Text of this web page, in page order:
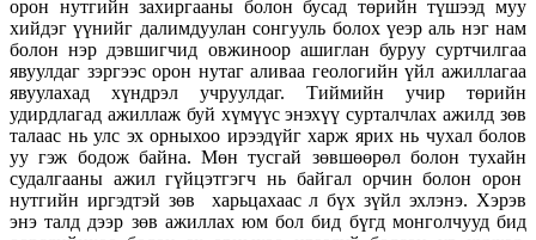
орон нутгийн захиргааны болон бусад төрийн түшээд муу
хийдэг үүнийг далимдуулан сонгууль болох үеэр аль нэг нам
болон нэр дэвшигчид овжиноор ашиглан буруу суртчилгаа
явуулдаг зэргээс орон нутаг аливаа геологийн үйл ажиллагаа
явуулахад хүндрэл учруулдаг. Тиймийн учир төрийн
удирдлагад ажиллаж буй хүмүүс энэхүү сурталчлах ажилд зөв
талаас нь улс эх орныхоо ирээдүйг харж ярих нь чухал болов
уу гэж бодож байна. Мөн тусгай зөвшөөрөл болон тухайн
судалгааны ажил гүйцэтгэгч нь байгал орчин болон орон
нутгийн иргэдтэй зөв харьцахаас л бүх зүйл эхлэнэ. Хэрэв
энэ талд дээр зөв ажиллах юм бол бид бүгд монголчууд бид